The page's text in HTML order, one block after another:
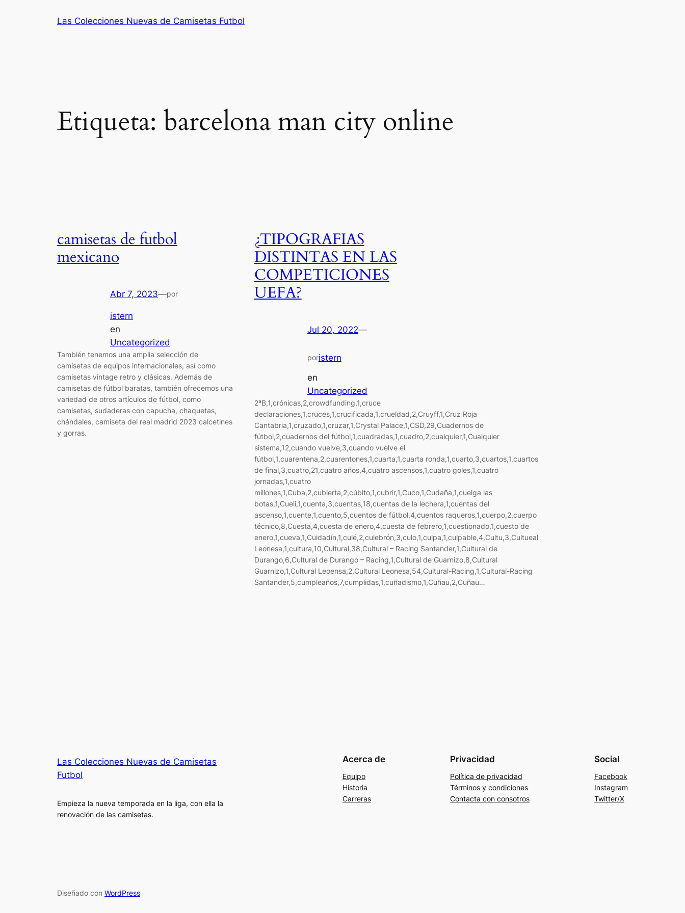
Las Colecciones Nuevas de Camisetas Futbol
Etiqueta: barcelona man city online
camisetas de futbol
mexicano
Abr 7, 2023—por
istern
en
Uncategorized
También tenemos una amplia selección de
camisetas de equipos internacionales, así como
camisetas vintage retro y clásicas. Además de
camisetas de fútbol baratas, también ofrecemos una
variedad de otros artículos de fútbol, como
camisetas, sudaderas con capucha, chaquetas,
chándales, camiseta del real madrid 2023 calcetines
y gorras.
¿TIPOGRAFIAS
DISTINTAS EN LAS
COMPETICIONES
UEFA?
Jul 20, 2022—
poristern
en
Uncategorized
2ªB,1,crónicas,2,crowdfunding,1,cruce
declaraciones,1,cruces,1,crucificada,1,crueldad,2,Cruyff,1,Cruz Roja
Cantabria,1,cruzado,1,cruzar,1,Crystal Palace,1,CSD,29,Cuadernos de
fútbol,2,cuadernos del fútbol,1,cuadradas,1,cuadro,2,cualquier,1,Cualquier
sistema,12,cuando vuelve,3,cuando vuelve el
fútbol,1,cuarentena,2,cuarentones,1,cuarta,1,cuarta ronda,1,cuarto,3,cuartos,1,cuartos
de final,3,cuatro,21,cuatro años,4,cuatro ascensos,1,cuatro goles,1,cuatro
jornadas,1,cuatro
millones,1,Cuba,2,cubierta,2,cúbito,1,cubrir,1,Cuco,1,Cudaña,1,cuelga las
botas,1,Cueli,1,cuenta,3,cuentas,18,cuentas de la lechera,1,cuentas del
ascenso,1,cuente,1,cuento,5,cuentos de fútbol,4,cuentos raqueros,1,cuerpo,2,cuerpo
técnico,8,Cuesta,4,cuesta de enero,4,cuesta de febrero,1,cuestionado,1,cuesto de
enero,1,cueva,1,Cuidadín,1,culé,2,culebrón,3,culo,1,culpa,1,culpable,4,Cultu,3,Cultueal
Leonesa,1,cultura,10,Cultural,38,Cultural – Racing Santander,1,Cultural de
Durango,6,Cultural de Durango – Racing,1,Cultural de Guarnizo,8,Cultural
Guarnizo,1,Cultural Leoensa,2,Cultural Leonesa,54,Cultural-Racing,1,Cultural-Racing
Santander,5,cumpleaños,7,cumplidas,1,cuñadismo,1,Cuñau,2,Cuñau…
Las Colecciones Nuevas de Camisetas
Futbol
Empieza la nueva temporada en la liga, con ella la
renovación de las camisetas.
Acerca de
Equipo
Historia
Carreras
Privacidad
Política de privacidad
Términos y condiciones
Contacta con consotros
Social
Facebook
Instagram
Twitter/X
Diseñado con WordPress